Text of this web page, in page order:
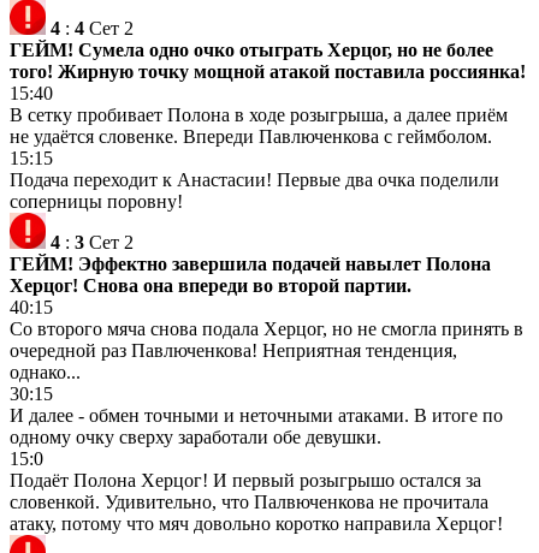
4 : 4 Сет 2
ГЕЙМ! Сумела одно очко отыграть Херцог, но не более
того! Жирную точку мощной атакой поставила россиянка!
15:40
В сетку пробивает Полона в ходе розыгрыша, а далее приём
не удаётся словенке. Впереди Павлюченкова с геймболом.
15:15
Подача переходит к Анастасии! Первые два очка поделили
соперницы поровну!
4 : 3 Сет 2
ГЕЙМ! Эффектно завершила подачей навылет Полона
Херцог! Снова она впереди во второй партии.
40:15
Со второго мяча снова подала Херцог, но не смогла принять в
очередной раз Павлюченкова! Неприятная тенденция,
однако...
30:15
И далее - обмен точными и неточными атаками. В итоге по
одному очку сверху заработали обе девушки.
15:0
Подаёт Полона Херцог! И первый розыгрышо остался за
словенкой. Удивительно, что Палвюченкова не прочитала
атаку, потому что мяч довольно коротко направила Херцог!